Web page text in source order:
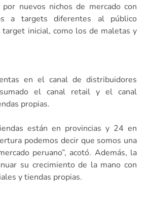
nuevos nichos de mercado con
a targets diferentes al público
inicial, como los de maletas y
en el canal de distribuidores
el canal retail y el canal
propias.
están en provincias y 24 en
podemos decir que somos una
peruano”, acotó. Además, la
su crecimiento de la mano con
y tiendas propias.